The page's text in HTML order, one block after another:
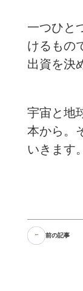
一つひと
けるもの
出資を決
宇宙と地
本から。
いきます。
前の記事